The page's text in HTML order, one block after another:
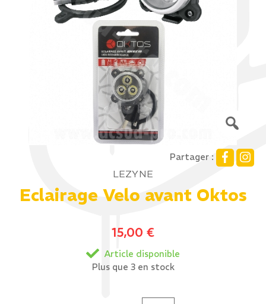
Partager :
LEZYNE
Eclairage Velo avant Oktos
15,00 €
Article disponible
Plus que 3 en stock